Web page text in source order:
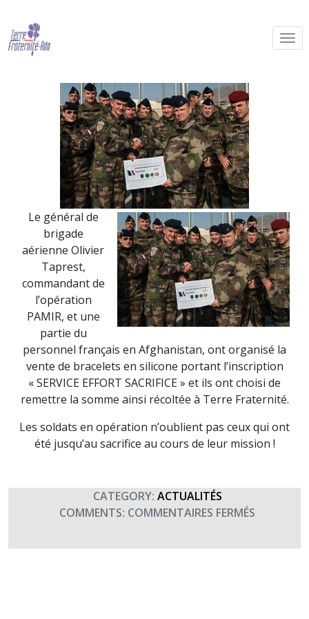
PAMIR soutient Terre Fraternité
By Terre Fraternité,
Le général de
brigade
aérienne Olivier
Taprest,
commandant de
l’opération
PAMIR, et une
partie du
personnel français en Afghanistan, ont organisé la
vente de bracelets en silicone portant l’inscription
« SERVICE EFFORT SACRIFICE » et ils ont choisi de
remettre la somme ainsi récoltée à Terre Fraternité.
Les soldats en opération n’oublient pas ceux qui ont
été jusqu’au sacrifice au cours de leur mission !
CATEGORY: ACTUALITÉS
COMMENTS: COMMENTAIRES FERMÉS
SOUTIENT